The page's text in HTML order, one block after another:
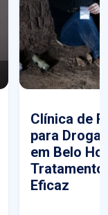
Clínica de
para
em Belo
Tratamento
Eficaz